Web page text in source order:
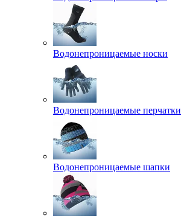
Водонепроницаемые носки
Водонепроницаемые
Водонепроницаемые шапки